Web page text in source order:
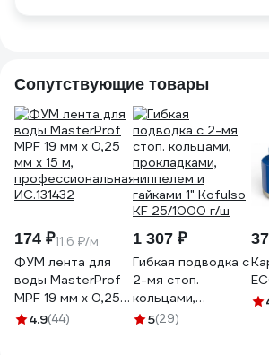
Сопутствующие товары
174 ₽11.6 ₽/м
ФУМ лента для
воды MasterProf
MPF 19 мм x 0,25
мм x 15 м,
4.9(44)
1 307 ₽
Гибкая подводка с
2-мя стоп.
кольцами,
прокладками,
5(29)